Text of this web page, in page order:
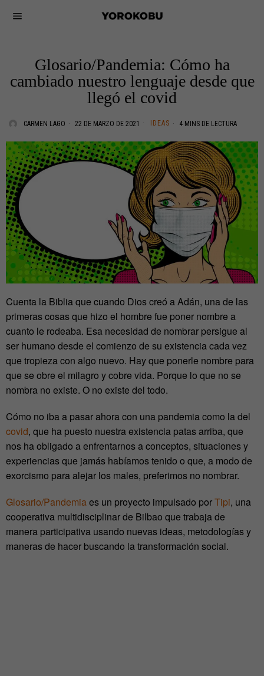
Glosario/Pandemia: Cómo ha
cambiado nuestro lenguaje desde que
llegó el covid
CARMEN LAGO 22 DE MARZO DE 2021 IDEAS 4 MINS DE LECTURA
Cuenta la Biblia que cuando Dios creó a Adán, una de las
primeras cosas que hizo el hombre fue poner nombre a
cuanto le rodeaba. Esa necesidad de nombrar persigue al
ser humano desde el comienzo de su existencia cada vez
que tropieza con algo nuevo. Hay que ponerle nombre para
que se obre el milagro y cobre vida. Porque lo que no se
nombra no existe. O no existe del todo.
Cómo no iba a pasar ahora con una pandemia como la del
covid, que ha puesto nuestra existencia patas arriba, que
nos ha obligado a enfrentarnos a conceptos, situaciones y
experiencias que jamás habíamos tenido o que, a modo de
exorcismo para alejar los males, preferimos no nombrar.
Glosario/Pandemiaes un proyecto impulsado porTipi, una
cooperativa multidisciplinar de Bilbao que trabaja de
manera participativa usando nuevas ideas, metodologías y
maneras de hacer buscando la transformación social.